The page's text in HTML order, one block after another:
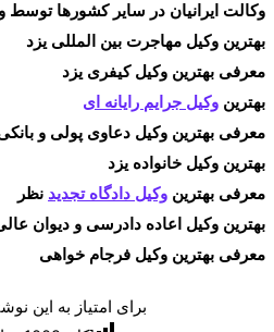
وکالت ایرانیان در سایر کشورها
بهترین وکیل مهاجرت بین المللی یزد
معرفی بهترین وکیل کیفری یزد
بهترین وکیل جرایم رایانه ای
معرفی بهترین وکیل دعاوی پولی و
بهترین وکیل خانواده یزد
معرفی بهترین وکیل دادگاه تجدید نظر
بهترین وکیل اعاده دادرسی و دیوان
معرفی بهترین وکیل فرجام خواهی
برای امتیاز به این